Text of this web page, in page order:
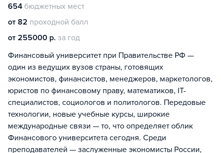
654 бюджетных мест
от 82 проходной балл
от 255000 р. за год
Финансовый университет при Правительстве РФ —
один из ведущих вузов страны, готовящих
экономистов, финансистов, менеджеров, маркетологов,
юристов по финансовому праву, математиков, IT-
специалистов, социологов и политологов. Передовые
технологии, новые учебные курсы, широкие
международные связи — то, что определяет облик
Финансового университета сегодня. Среди
преподавателей — заслуженные экономисты России,